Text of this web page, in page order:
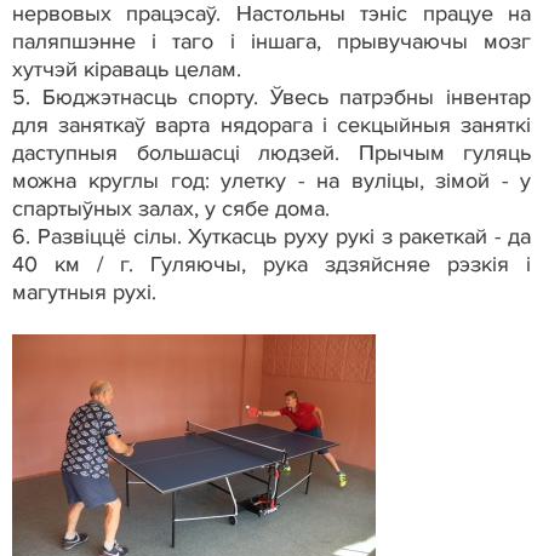
нервовых працэсаў. Настольны тэніс працуе на
паляпшэнне і таго і іншага, прывучаючы мозг
хутчэй кіраваць целам.
5. Бюджэтнасць спорту. Ўвесь патрэбны інвентар
для заняткаў варта нядорага і секцыйныя заняткі
даступныя большасці людзей. Прычым гуляць
можна круглы год: улетку - на вуліцы, зімой - у
спартыўных залах, у сябе дома.
6. Развіццё сілы. Хуткасць руху рукі з ракеткай - да
40 км / г. Гуляючы, рука здзяйсняе рэзкія і
магутныя рухі.